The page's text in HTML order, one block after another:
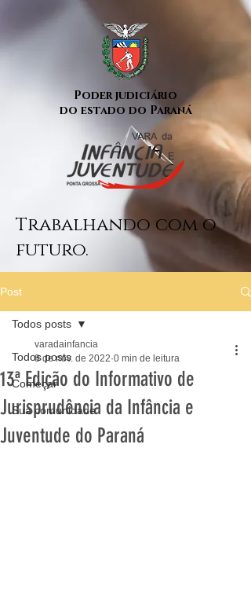
Poder judiciário
do estado do Paraná
Trabalhando com o
futuro.
Post
Todos posts
Começar
Sua comunidade
Todos posts
13ª Edição do Informativo de
Jurisprudência da Infância e
Juventude do Paraná
varadainfancia
8 de nov. de 2022 0 min de leitura